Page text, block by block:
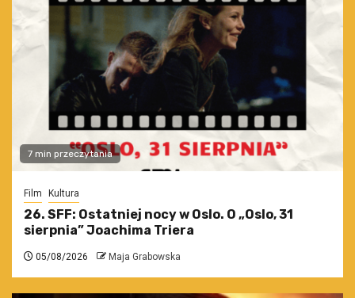
7 min przeczytania
Film Kultura
26. SFF: Ostatniej nocy w Oslo. O „Oslo, 31
sierpnia” Joachima Triera
05/08/2026 Maja Grabowska